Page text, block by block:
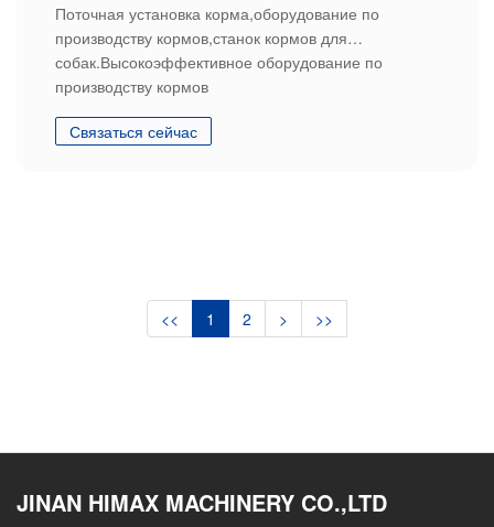
Поточная установка корма,оборудование по
производству кормов,станок кормов для
собак.Высокоэффективное оборудование по
производству кормов
Связаться сейчас
<< 1 2 > >>
JINAN HIMAX MACHINERY CO.,LTD